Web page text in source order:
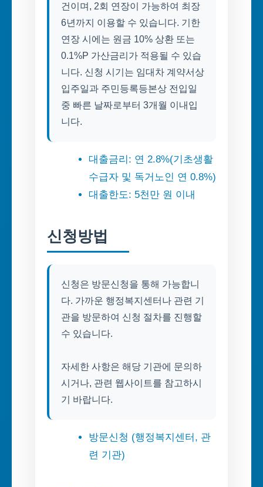
건이며, 2회 연장이 가능하여 최장
6년까지 이용할 수 있습니다. 기한
연장 시에는 원금 10% 상환 또는
0.1%P 가산금리가 적용될 수 있습
니다. 신청 시기는 임대차 계약서상
입주일과 주민등록등본상 전입일
중 빠른 날짜로부터 3개월 이내입
니다.
대출금리: 연 2.8%(기초생활
수급자 및 독거노인 연 0.8%)
대출한도: 5천만 원 이내
신청방법
신청은 방문신청을 통해 가능합니
다. 가까운 행정복지센터나 관련 기
관을 방문하여 신청 절차를 진행할
수 있습니다.
자세한 사항은 해당 기관에 문의하
시거나, 관련 웹사이트를 참고하시
기 바랍니다.
방문신청 (행정복지센터, 관
련 기관)